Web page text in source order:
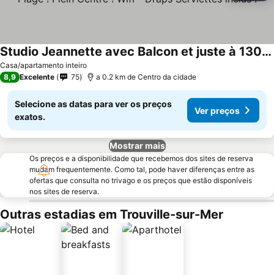
Casa/apartamento inteiro
Studio Jeannette avec Balcon et juste à 130 metres Plage ! Plein Centre ! Wifi - Draps Serviettes inclus !
8,9 Excelente 75 a 0.2 km de Centro da cidade
Selecione as datas para ver os preços
exatos.
Ver preços
Mostrar mais
Os preços e a disponibilidade que recebemos dos sites de reserva
mudam frequentemente. Como tal, pode haver diferenças entre as
ofertas que consulta no trivago e os preços que estão disponíveis
nos sites de reserva.
Outras estadias em Trouville-sur-Mer